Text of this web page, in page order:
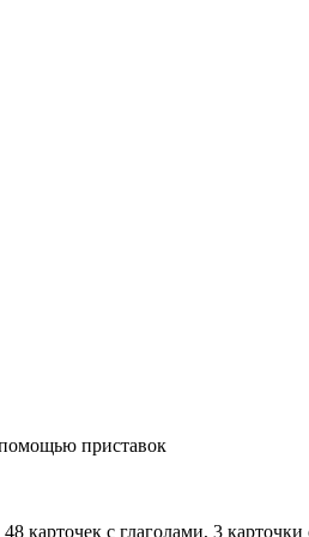
приставок
карточек с глаголами, 3